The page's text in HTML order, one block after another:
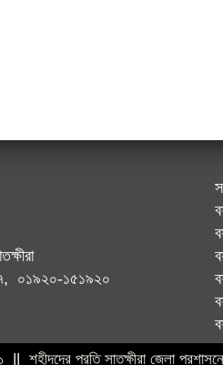
০১৯২০-১৫১৯২০
প্রতি সাতক্ষীরা জেলা প্রশাসনের